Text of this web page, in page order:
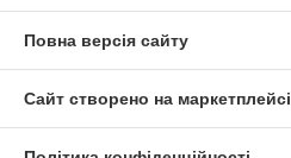
Повна версія сайту
Сайт створено на маркетплейсі